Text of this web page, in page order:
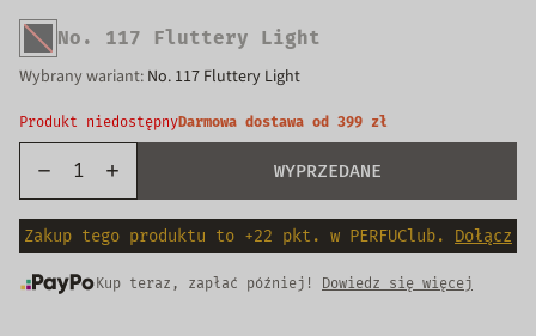
No. 117 Fluttery Light
Wariant
wyprzedany
niedostępny
Wybrany wariant: No. 117 Fluttery Light
Produkt niedostępnyDarmowa dostawa od 399 zł
WYPRZEDANE
Zakup tego produktu to +22 pkt. w PERFUClub. Dołącz
Kup teraz, zapłać później! Dowiedz się więcej